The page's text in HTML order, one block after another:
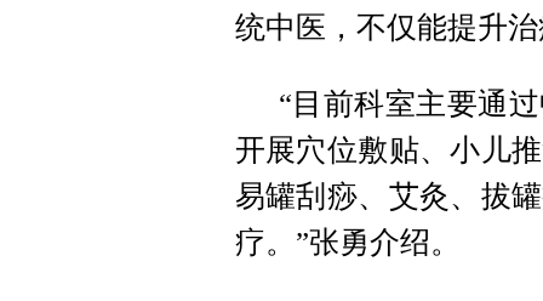
统中医，不仅能提升
“目前科室主要通
开展穴位敷贴、小儿
易罐刮痧、艾灸、拔
疗。”张勇介绍。